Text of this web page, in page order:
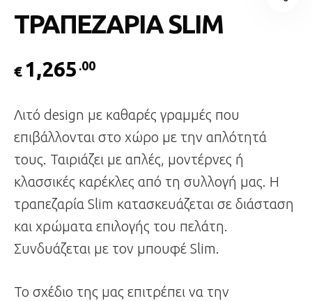
ΤΡΑΠΕΖΑΡΙΑ SLIM
€ 1,265 .00
Λιτό design με καθαρές γραμμές που
επιβάλλονται στο χώρο με την απλότητά
τους. Ταιριάζει με απλές, μοντέρνες ή
κλασσικές καρέκλες από τη συλλογή μας. Η
τραπεζαρία Slim κατασκευάζεται σε διάσταση
και χρώματα επιλογής του πελάτη.
Συνδυάζεται με τον μπουφέ Slim.
Το σχέδιο της μας επιτρέπει να την